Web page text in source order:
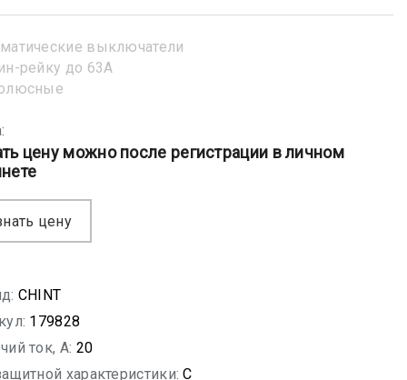
выключатели
рейку до 63А
цену можно после регистрации в личном
цену
CHINT
179828
ток, A: 20
характеристики: C